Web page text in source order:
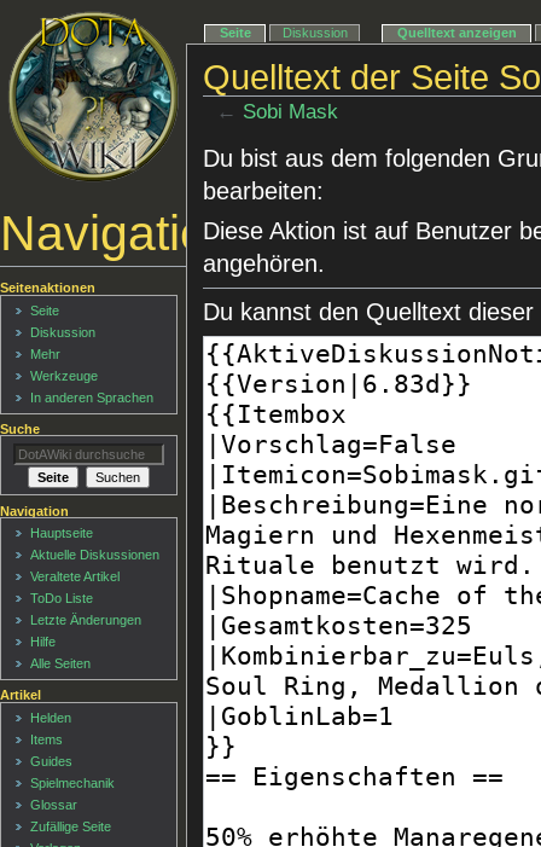
Quelltext der Seite
← Sobi Mask
Du bist aus dem folgenden
bearbeiten:
Diese Aktion ist auf Benutzer
angehören.
Du kannst den Quelltext
Navigationsmenü
Seite Diskussion Quelltext anzeigen
Seitenaktionen
Seite
Diskussion
Mehr
Werkzeuge
In anderen Sprachen
Suche
Navigation
Hauptseite
Aktuelle Diskussionen
Veraltete Artikel
ToDo Liste
Letzte Änderungen
Hilfe
Alle Seiten
Artikel
Helden
Items
Guides
Spielmechanik
Glossar
Zufällige Seite